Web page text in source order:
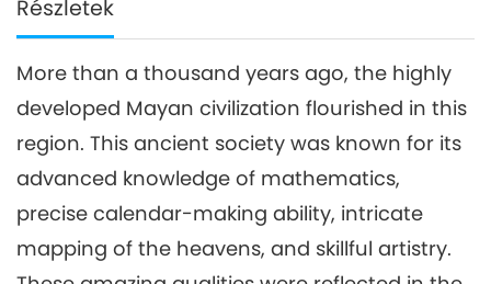
Részletek
More than a thousand years ago, the highly
developed Mayan civilization flourished in this
region. This ancient society was known for its
advanced knowledge of mathematics,
precise calendar-making ability, intricate
mapping of the heavens, and skillful artistry.